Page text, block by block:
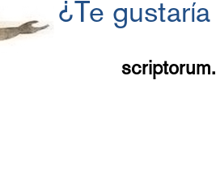
¿Te